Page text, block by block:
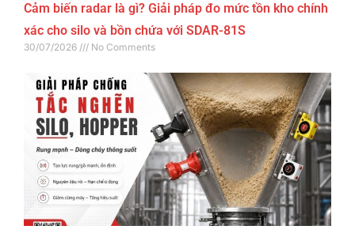
Cảm biến radar là gì? Giải pháp đo mức tồn kho chính
xác cho silo và bồn chứa với SDAR-81S
30/07/2026 No Comments